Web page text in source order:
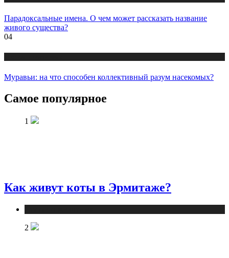
Парадоксальные имена. О чем может рассказать название
живого существа?
04
Муравьи: на что способен коллективный разум насекомых?
Самое популярное
1
Как живут коты в Эрмитаже?
2